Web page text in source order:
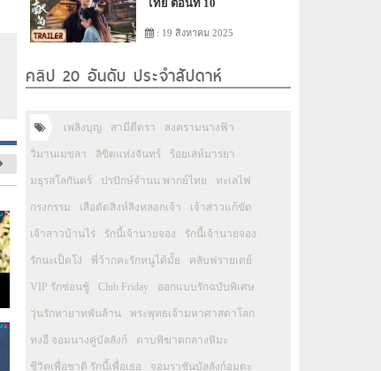
ไทย ตอนที่ 10
: 19 สิงหาคม 2025
คลิป 20 อันดับ ประจำสัปดาห์
เพลิงบุญ สามีตีตรา สงครามนางฟ้า
วิมานเมขลา ลิขิตแห่งจันทร์ ร้อยเล่ห์มารยา
มธุรสโลกันตร์ ปรปักษ์จำนน พากย์ไทย ทะเลไฟ
กรงกรรม เสือตัดสิงห์ลิงหลอกเจ้า เจ้าสาวแก้ขัด
เจ้าสาวบ้านไร่ รักนี้เจ้านายจอง รักนี้เจ้านายจอง
รักนะเป็ดโง่ พี่ว้ากคะรักหนูได้มั้ย คลับฟรายเดย์
VIP รักซ่อนชู้ Club Friday ออกแบบรักฉบับพิเศษ
วุ่นรักทายาทพันล้าน พระพุทธเจ้ามหาศาสดาโลก
ทงอี จอมนางคู่บัลลังก์ ดาบพิฆาตกลางหิมะ
ชีวิตเพื่อชาติ รักนี้เพื่อเธอ จอมราชันบัลลังก์อมตะ